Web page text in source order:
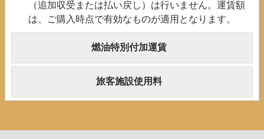
（追加収受または払い戻し）は行いません。運賃額
は、ご購入時点で有効なものが適用となります。
燃油特別付加運賃
旅客施設使用料